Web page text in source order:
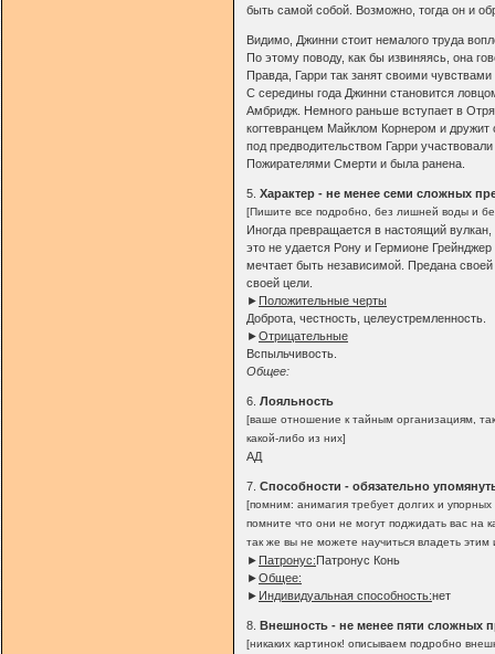
быть самой собой. Возможно, тогда он и
Видимо, Джинни стоит немалого труда
По этому поводу, как бы извиняясь, она
Правда, Гарри так занят своими
С середины года Джинни становится
Амбридж. Немного раньше вступает в
когтевранцем Майклом Корнером и
под предводительством Гарри
Пожирателями Смерти и была ранена.
5.Характер - не менее семи сложных
[Пишите все подробно, без лишней воды и
Иногда превращается в настоящий
это не удается Рону и Гермионе
мечтает быть независимой. Предана
своей цели.
► Положительные черты
Доброта, честность, целеустремленность.
►Отрицательные
Вспыльчивость.
Общее:
6.Лояльность
[ваше отношение к тайным организациям,
какой-либо из них]
АД
7.Способности - обязательно
[помним: анимагия требует долгих и
помните что они не могут поджидать вас на
так же вы не можете научиться владеть
► Патронус:Патронус Конь
►Общее:
► Индивидуальная способность:нет
8.Внешность - не менее пяти сложных
[никаких картинок! описываем подробно